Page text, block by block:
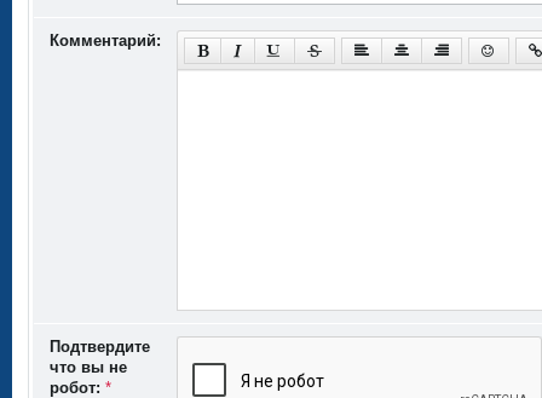
Комментарий:
Подтвердите
что вы не
робот: *